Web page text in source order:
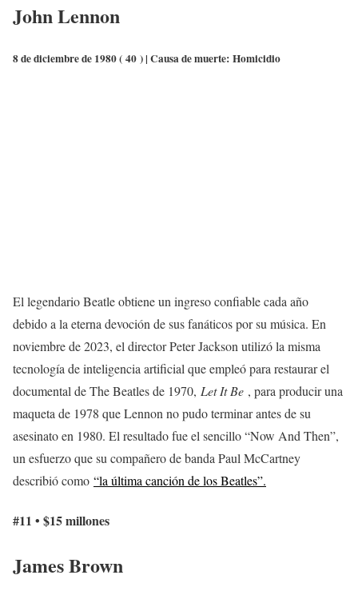
John Lennon
8 de diciembre de 1980 ( 40 ) | Causa de muerte: Homicidio
El legendario Beatle obtiene un ingreso confiable cada año
debido a la eterna devoción de sus fanáticos por su música. En
noviembre de 2023, el director Peter Jackson utilizó la misma
tecnología de inteligencia artificial que empleó para restaurar el
documental de The Beatles de 1970, Let It Be , para producir una
maqueta de 1978 que Lennon no pudo terminar antes de su
asesinato en 1980. El resultado fue el sencillo “Now And Then”,
un esfuerzo que su compañero de banda Paul McCartney
describió como “la última canción de los Beatles”.
#11 • $15 millones
James Brown